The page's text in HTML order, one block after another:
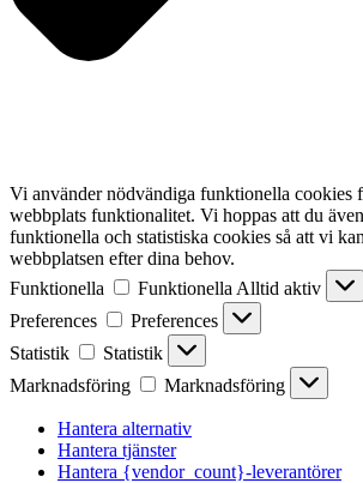
Vi använder nödvändiga funktionella cookies
webbplats funktionalitet. Vi hoppas att du
funktionella och statistiska cookies så att vi
webbplatsen efter dina behov.
Funktionella
Funktionella Alltid aktiv
Preferences
Preferences
Statistik
Statistik
Marknadsföring
Marknadsföring
Hantera alternativ
Hantera tjänster
Hantera {vendor_count}-leverantörer